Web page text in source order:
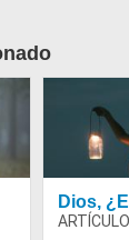
Dios,